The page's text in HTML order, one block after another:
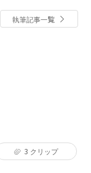
ない趣味。でもパン作
ゼロ。執筆記事一覧
3 クリップ